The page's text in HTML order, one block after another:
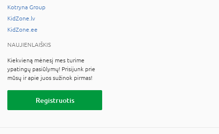
Kotryna Group
KidZone.lv
KidZone.ee
NAUJIENLAIŠKIS
Kiekvieną mėnesį mes turime
ypatingų pasiūlymų! Prisijunk prie
mūsų ir apie juos sužinok pirmas!
Registruotis